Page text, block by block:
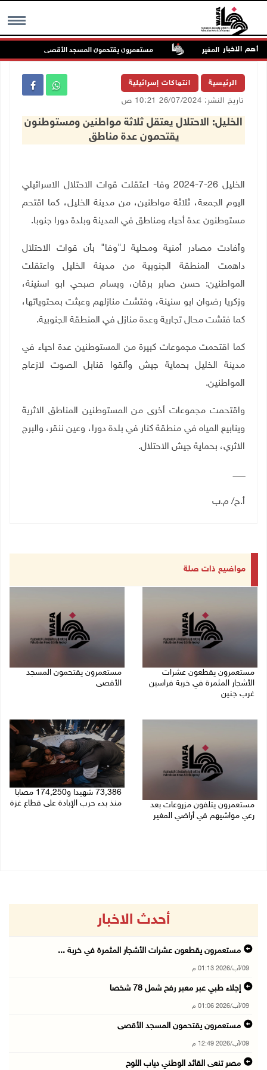
MENU أهم الاخبار
في أراضي المغير مستعمرون يقتحمون المسجد الأقصى
الرئيسية انتهاكات إسرائيلية
تاريخ النشر: 26/07/2024 10:21 ص
الخليل: الاحتلال يعتقل ثلاثة مواطنين ومستوطنون
يقتحمون عدة مناطق
الخليل 26-7-2024 وفا- اعتقلت قوات الاحتلال الاسرائيلي
اليوم الجمعة، ثلاثة مواطنين، من مدينة الخليل، كما اقتحم
مستوطنون عدة أحياء ومناطق في المدينة وبلدة دورا جنوبا.
وأفادت مصادر أمنية ومحلية لـ"وفا" بأن قوات الاحتلال
داهمت المنطقة الجنوبية من مدينة الخليل واعتقلت
المواطنين: حسن صابر برقان، وبسام صبحي ابو اسنينة،
وزكريا رضوان ابو سنينة، وفتشت منازلهم وعبثت بمحتوياتها،
كما فتشت محال تجارية وعدة منازل في المنطقة الجنوبية.
كما اقتحمت مجموعات كبيرة من المستوطنين عدة احياء في
مدينة الخليل بحماية جيش وألقوا قنابل الصوت لازعاج
المواطنين.
واقتحمت مجموعات أخرى من المستوطنين المناطق الاثرية
وينابيع المياه في منطقة كنار في بلدة دورا، وعين ننقر، والبرج
الاثري، بحماية جيش الاحتلال.
ــــــــــ
أ.ح/ م.ب
مواضيع ذات صلة
مستعمرون يقطعون عشرات
الأشجار المثمرة في خربة فراسين
غرب جنين
مستعمرون يقتحمون المسجد
الأقصى
مستعمرون يتلفون مزروعات بعد
رعي مواشيهم في أراضي المغير
73,386 شهيدا و174,250 مصابا
منذ بدء حرب الإبادة على قطاع غزة
أحدث الاخبار
مستعمرون يقطعون عشرات الأشجار المثمرة في خربة ...
09/آب/2026 01:13 م
إجلاء طبي عبر معبر رفح شمل 78 شخصا
09/آب/2026 01:06 م
مستعمرون يقتحمون المسجد الأقصى
09/آب/2026 12:49 م
مصر تنعى القائد الوطني دياب اللوح